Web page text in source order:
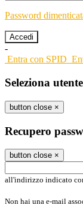
Password
-
Entra con SPID
Seleziona utente
button close ×
Recupero
button close ×
all'indirizzo indicato
Non hai una e-mail